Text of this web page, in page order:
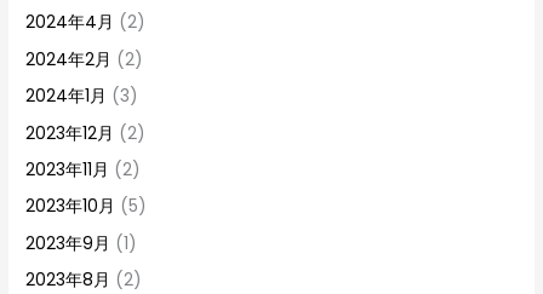
2024年4月 (2)
2024年2月 (2)
2024年1月 (3)
2023年12月 (2)
2023年11月 (2)
2023年10月 (5)
2023年9月 (1)
2023年8月 (2)